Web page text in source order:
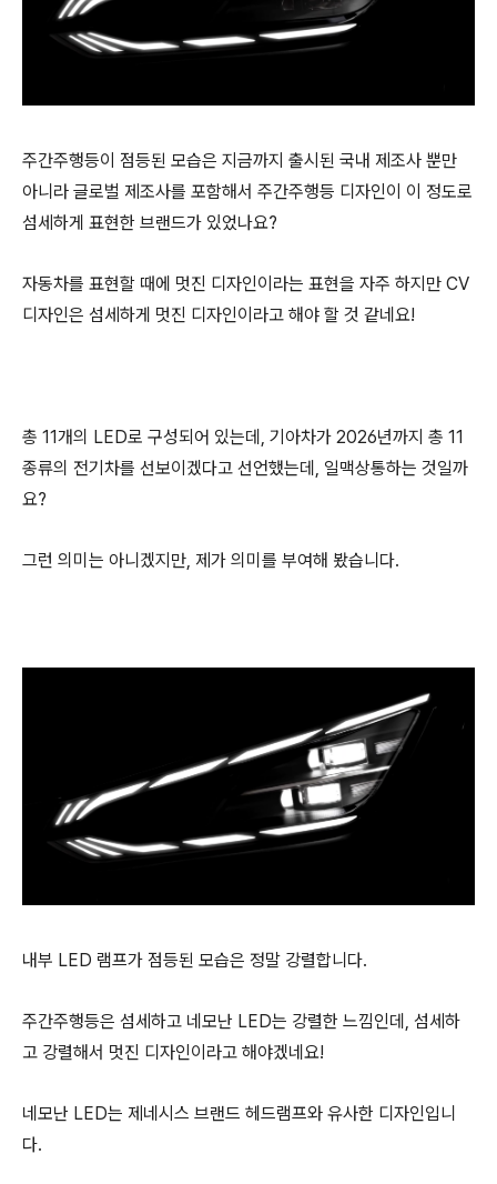
주간주행등이 점등된 모습은 지금까지 출시된 국내 제조사 뿐만
아니라 글로벌 제조사를 포함해서 주간주행등 디자인이 이 정도로
섬세하게 표현한 브랜드가 있었나요?
자동차를 표현할 때에 멋진 디자인이라는 표현을 자주 하지만 CV
디자인은 섬세하게 멋진 디자인이라고 해야 할 것 같네요!
총 11개의 LED로 구성되어 있는데, 기아차가 2026년까지 총 11
종류의 전기차를 선보이겠다고 선언했는데, 일맥상통하는 것일까
요?
그런 의미는 아니겠지만, 제가 의미를 부여해 봤습니다.
내부 LED 램프가 점등된 모습은 정말 강렬합니다.
주간주행등은 섬세하고 네모난 LED는 강렬한 느낌인데, 섬세하
고 강렬해서 멋진 디자인이라고 해야겠네요!
네모난 LED는 제네시스 브랜드 헤드램프와 유사한 디자인입니
다.